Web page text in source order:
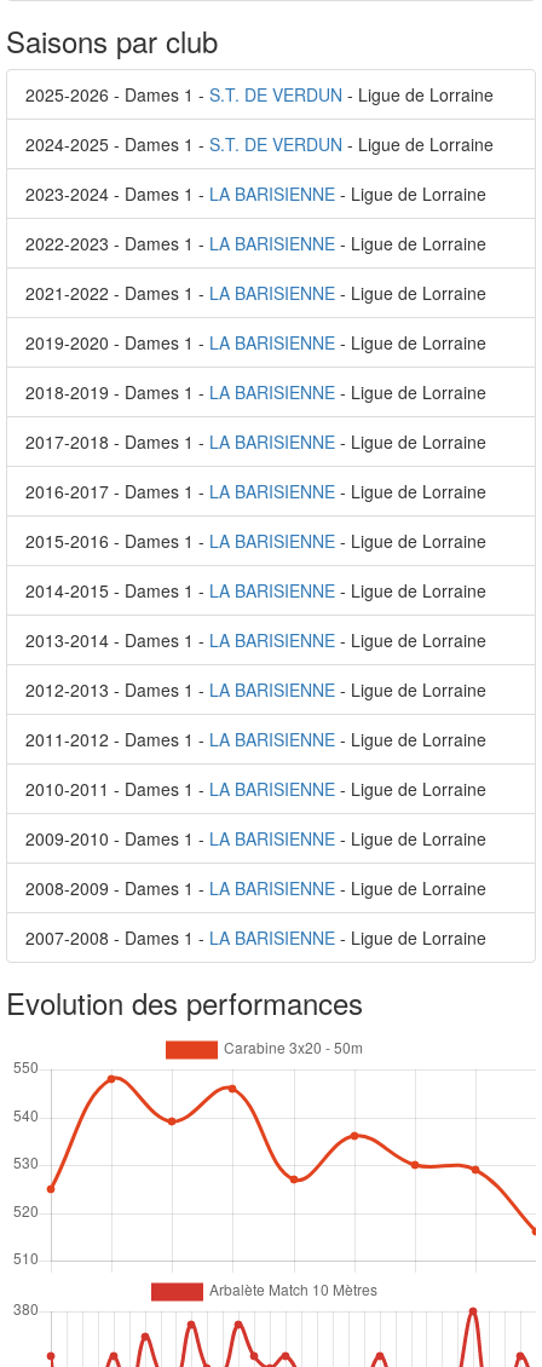
Saisons par club
2025-2026 - Dames 1 - S.T. DE VERDUN - Ligue de Lorraine
2024-2025 - Dames 1 - S.T. DE VERDUN - Ligue de Lorraine
2023-2024 - Dames 1 - LA BARISIENNE - Ligue de Lorraine
2022-2023 - Dames 1 - LA BARISIENNE - Ligue de Lorraine
2021-2022 - Dames 1 - LA BARISIENNE - Ligue de Lorraine
2019-2020 - Dames 1 - LA BARISIENNE - Ligue de Lorraine
2018-2019 - Dames 1 - LA BARISIENNE - Ligue de Lorraine
2017-2018 - Dames 1 - LA BARISIENNE - Ligue de Lorraine
2016-2017 - Dames 1 - LA BARISIENNE - Ligue de Lorraine
2015-2016 - Dames 1 - LA BARISIENNE - Ligue de Lorraine
2014-2015 - Dames 1 - LA BARISIENNE - Ligue de Lorraine
2013-2014 - Dames 1 - LA BARISIENNE - Ligue de Lorraine
2012-2013 - Dames 1 - LA BARISIENNE - Ligue de Lorraine
2011-2012 - Dames 1 - LA BARISIENNE - Ligue de Lorraine
2010-2011 - Dames 1 - LA BARISIENNE - Ligue de Lorraine
2009-2010 - Dames 1 - LA BARISIENNE - Ligue de Lorraine
2008-2009 - Dames 1 - LA BARISIENNE - Ligue de Lorraine
2007-2008 - Dames 1 - LA BARISIENNE - Ligue de Lorraine
Evolution des performances